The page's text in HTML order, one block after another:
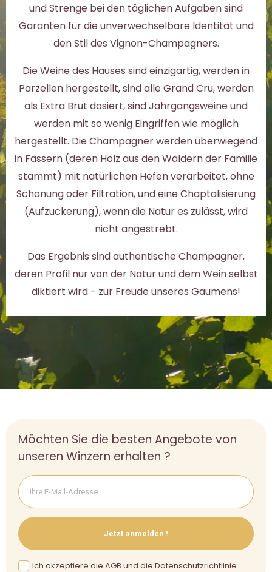
und Strenge bei den täglichen Aufgaben sind
Garanten für die unverwechselbare Identität und
den Stil des Vignon-Champagners.
Die Weine des Hauses sind einzigartig, werden in
Parzellen hergestellt, sind alle Grand Cru, werden
als Extra Brut dosiert, sind Jahrgangsweine und
werden mit so wenig Eingriffen wie möglich
hergestellt. Die Champagner werden überwiegend
in Fässern (deren Holz aus den Wäldern der Familie
stammt) mit natürlichen Hefen verarbeitet, ohne
Schönung oder Filtration, und eine Chaptalisierung
(Aufzuckerung), wenn die Natur es zulässt, wird
nicht angestrebt.
Das Ergebnis sind authentische Champagner,
deren Profil nur von der Natur und dem Wein selbst
diktiert wird - zur Freude unseres Gaumens!
Möchten Sie die besten Angebote von
unseren Winzern erhalten ?
Jetzt anmelden !
Ich akzeptiere die AGB und die Datenschutzrichtlinie